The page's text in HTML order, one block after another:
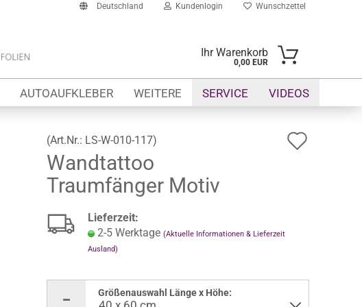
Deutschland Kundenlogin
E-Mail
Passwort
Konto erstellen
Wunschzettel
Ihr Warenkorb
0,00 EUR
AUTOAUFKLEBER SERVICE VIDEOS
WEITERE
(Art.Nr.: LS-W-010-117)
Wandtattoo
Traumfänger Motiv
Lieferzeit:
2-5 Werktage (Aktuelle Informationen & Lieferzeit
Ausland)
Größenauswahl Länge x Höhe: